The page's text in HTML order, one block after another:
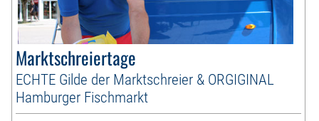
Marktschreiertage
ECHTE Gilde der Marktschreier & ORGIGINAL
Hamburger Fischmarkt